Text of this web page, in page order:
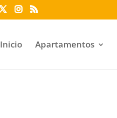
Inicio Apartamentos